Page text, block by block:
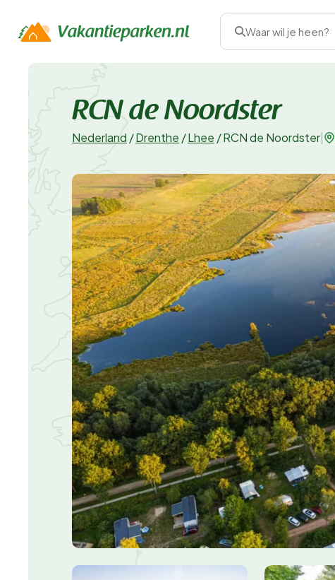
Waar wil je heen?
RCN de Noordster
Nederland /Drenthe /Lhee /RCN de Noordster